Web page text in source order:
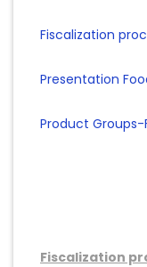
Fiscalization
Presentation
Product Groups-
Fiscalization